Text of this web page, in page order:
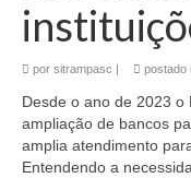
por sitrampasc postado
Desde o ano de 2023 o
ampliação de bancos
amplia atendimento
Entendendo a